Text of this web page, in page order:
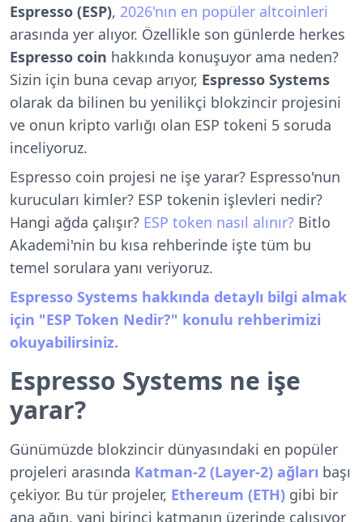
Espresso (ESP), 2026'nın en popüler altcoinleri
arasında yer alıyor. Özellikle son günlerde herkes
Espresso coin hakkında konuşuyor ama neden?
Sizin için buna cevap arıyor, Espresso Systems
olarak da bilinen bu yenilikçi blokzincir projesini
ve onun kripto varlığı olan ESP tokeni 5 soruda
inceliyoruz.
Espresso coin projesi ne işe yarar? Espresso'nun
kurucuları kimler? ESP tokenin işlevleri nedir?
Hangi ağda çalışır? ESP token nasıl alınır? Bitlo
Akademi'nin bu kısa rehberinde işte tüm bu
temel sorulara yanı veriyoruz.
Espresso Systems hakkında detaylı bilgi almak
için "ESP Token Nedir?" konulu rehberimizi
okuyabilirsiniz.
Espresso Systems ne işe
yarar?
Günümüzde blokzincir dünyasındaki en popüler
projeleri arasında Katman-2 (Layer-2) ağları başı
çekiyor. Bu tür projeler, Ethereum (ETH) gibi bir
ana ağın, yani birinci katmanın üzerinde çalışıyor